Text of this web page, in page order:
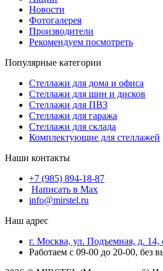
Новости
Фотогалерея
Производители
Рекомендуем посмотреть
Популярные категории
Стеллажи для дома и офиса
Стеллажи для шин и дисков
Стеллажи для ПВЗ
Стеллажи для гаража
Стеллажи для склада
Комплектующие для стеллажей
Наши контакты
+7 (985) 894-18-87
Написать в Max
info@mirstel.ru
Наш адрес
г. Москва, ул. Подъемная, д. 14,
Работаем с 09-00 до 20-00, без